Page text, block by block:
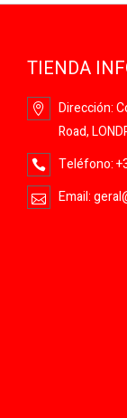
TIENDA
Dirección:
Road,
Teléfono:
Email: